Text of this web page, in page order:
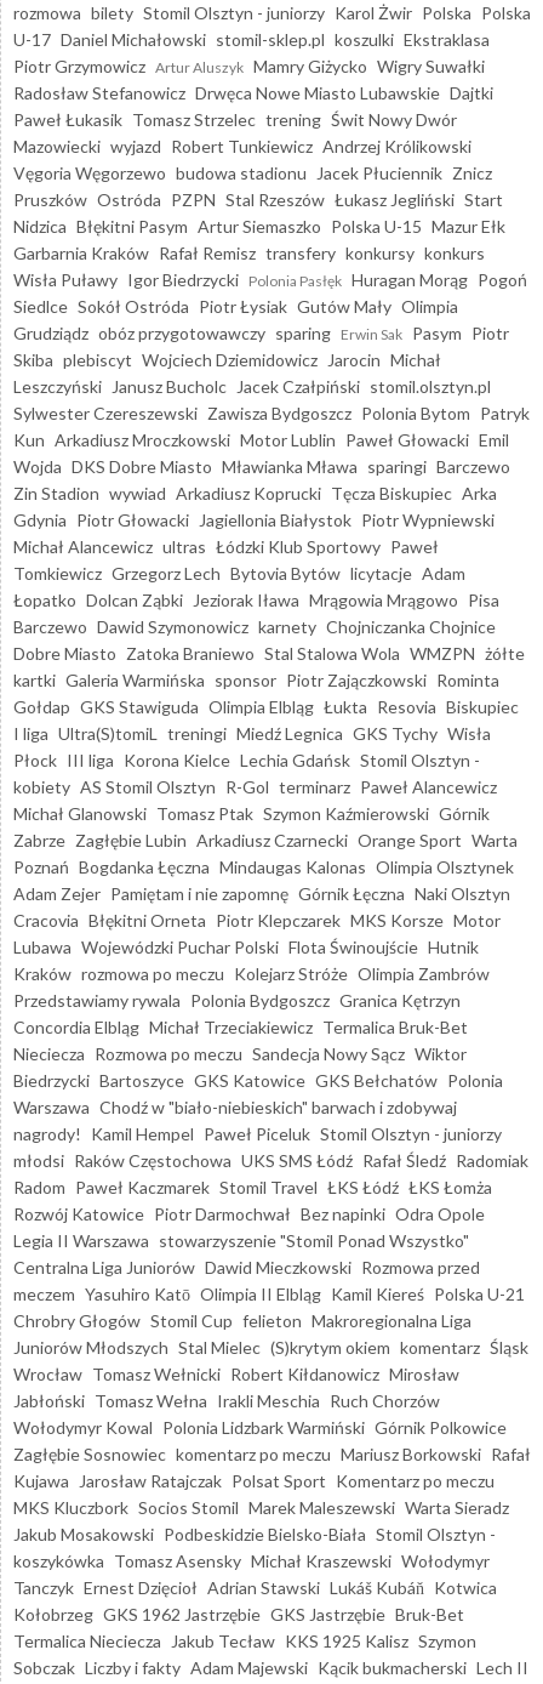
rozmowa bilety Stomil Olsztyn - juniorzy Karol Żwir Polska Polska
U-17 Daniel Michałowski stomil-sklep.pl koszulki Ekstraklasa
Piotr Grzymowicz Artur Aluszyk Mamry Giżycko Wigry Suwałki
Radosław Stefanowicz Drwęca Nowe Miasto Lubawskie Dajtki
Paweł Łukasik Tomasz Strzelec trening Świt Nowy Dwór
Mazowiecki wyjazd Robert Tunkiewicz Andrzej Królikowski
Vęgoria Węgorzewo budowa stadionu Jacek Płuciennik Znicz
Pruszków Ostróda PZPN Stal Rzeszów Łukasz Jegliński Start
Nidzica Błękitni Pasym Artur Siemaszko Polska U-15 Mazur Ełk
Garbarnia Kraków Rafał Remisz transfery konkursy konkurs
Wisła Puławy Igor Biedrzycki Polonia Pasłęk Huragan Morąg Pogoń
Siedlce Sokół Ostróda Piotr Łysiak Gutów Mały Olimpia
Grudziądz obóz przygotowawczy sparing Erwin Sak Pasym Piotr
Skiba plebiscyt Wojciech Dziemidowicz Jarocin Michał
Leszczyński
Janusz Bucholc Jacek Czałpiński stomil.olsztyn.pl
Sylwester Czereszewski Zawisza Bydgoszcz Polonia Bytom Patryk
Kun Arkadiusz Mroczkowski Motor Lublin Paweł Głowacki Emil
Wojda DKS Dobre Miasto Mławianka Mława sparingi Barczewo
Zin Stadion wywiad Arkadiusz Koprucki Tęcza Biskupiec Arka
Gdynia Piotr Głowacki Jagiellonia Białystok Piotr Wypniewski
Michał Alancewicz ultras Łódzki Klub Sportowy Paweł
Tomkiewicz Grzegorz Lech Bytovia Bytów licytacje Adam
Łopatko Dolcan Ząbki Jeziorak Iława Mrągowia Mrągowo Pisa
Barczewo Dawid Szymonowicz karnety Chojniczanka Chojnice
Dobre Miasto Zatoka Braniewo Stal Stalowa Wola WMZPN żółte
kartki Galeria Warmińska sponsor Piotr Zajączkowski Rominta
Gołdap GKS Stawiguda Olimpia Elbląg Łukta Resovia Biskupiec
I liga Ultra(S)tomiL treningi Miedź Legnica GKS Tychy Wisła
Płock III liga Korona Kielce Lechia Gdańsk Stomil Olsztyn -
kobiety AS Stomil Olsztyn R-Gol terminarz Paweł Alancewicz
Michał Glanowski Tomasz Ptak Szymon Kaźmierowski Górnik
Zabrze Zagłębie Lubin Arkadiusz Czarnecki Orange Sport Warta
Poznań Bogdanka Łęczna Mindaugas Kalonas Olimpia Olsztynek
Adam Zejer Pamiętam i nie zapomnę Górnik Łęczna Naki Olsztyn
Cracovia Błękitni Orneta Piotr Klepczarek MKS Korsze Motor
Lubawa Wojewódzki Puchar Polski Flota Świnoujście Hutnik
Kraków rozmowa po meczu Kolejarz Stróże Olimpia Zambrów
Przedstawiamy rywala Polonia Bydgoszcz Granica Kętrzyn
Concordia Elbląg Michał Trzeciakiewicz Termalica Bruk-Bet
Nieciecza Rozmowa po meczu Sandecja Nowy Sącz Wiktor
Biedrzycki Bartoszyce GKS Katowice GKS Bełchatów Polonia
Warszawa Chodź w "biało-niebieskich" barwach i zdobywaj
nagrody!
Kamil Hempel Paweł Piceluk Stomil Olsztyn - juniorzy
młodsi Raków Częstochowa UKS SMS Łódź Rafał Śledź Radomiak
Radom Paweł Kaczmarek Stomil Travel ŁKS Łódź ŁKS Łomża
Rozwój Katowice Piotr Darmochwał Bez napinki Odra Opole
Legia II Warszawa stowarzyszenie "Stomil Ponad Wszystko"
Centralna Liga Juniorów Dawid Mieczkowski Rozmowa przed
meczem Yasuhiro Katō Olimpia II Elbląg Kamil Kiereś Polska U-21
Chrobry Głogów Stomil Cup felieton Makroregionalna Liga
Juniorów Młodszych Stal Mielec (S)krytym okiem komentarz Śląsk
Wrocław Tomasz Wełnicki Robert Kiłdanowicz Mirosław
Jabłoński Tomasz Wełna Irakli Meschia Ruch Chorzów
Wołodymyr Kowal Polonia Lidzbark Warmiński Górnik Polkowice
Zagłębie Sosnowiec komentarz po meczu Mariusz Borkowski Rafał
Kujawa
Jarosław Ratajczak Polsat Sport Komentarz po meczu
MKS Kluczbork Socios Stomil Marek Maleszewski Warta Sieradz
Jakub Mosakowski Podbeskidzie Bielsko-Biała Stomil Olsztyn -
koszykówka Tomasz Asensky Michał Kraszewski Wołodymyr
Tanczyk Ernest Dzięcioł Adrian Stawski Lukáš Kubáň Kotwica
Kołobrzeg GKS 1962 Jastrzębie GKS Jastrzębie Bruk-Bet
Termalica Nieciecza
Jakub Tecław KKS 1925 Kalisz Szymon
Sobczak Liczby i fakty Adam Majewski Kącik bukmacherski Lech II